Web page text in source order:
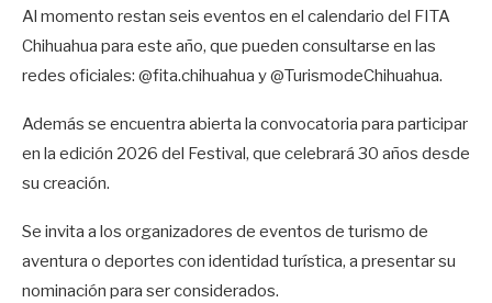
Al momento restan seis eventos en el calendario del FITA
Chihuahua para este año, que pueden consultarse en las
redes oficiales: @fita.chihuahua y @TurismodeChihuahua.
Además se encuentra abierta la convocatoria para participar
en la edición 2026 del Festival, que celebrará 30 años desde
su creación.
Se invita a los organizadores de eventos de turismo de
aventura o deportes con identidad turística, a presentar su
nominación para ser considerados.